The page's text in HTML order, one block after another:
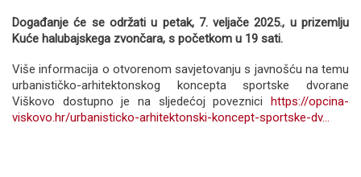
Događanje će se održati u petak, 7. veljače 2025., u prizemlju
Kuće halubajskega zvončara, s početkom u 19 sati.
Više informacija o otvorenom savjetovanju s javnošću na temu
urbanističko-arhitektonskog koncepta sportske dvorane
Viškovo dostupno je na sljedećoj poveznici https://opcina-
viskovo.hr/urbanisticko-arhitektonski-koncept-sportske-dv...